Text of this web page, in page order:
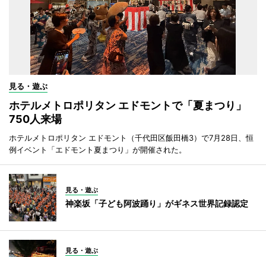
見る・遊ぶ
ホテルメトロポリタン エドモントで「夏まつり」
750人来場
ホテルメトロポリタン エドモント（千代田区飯田橋3）で7月28日、恒
例イベント「エドモント夏まつり」が開催された。
見る・遊ぶ
神楽坂「子ども阿波踊り」がギネス世界記録認定
見る・遊ぶ